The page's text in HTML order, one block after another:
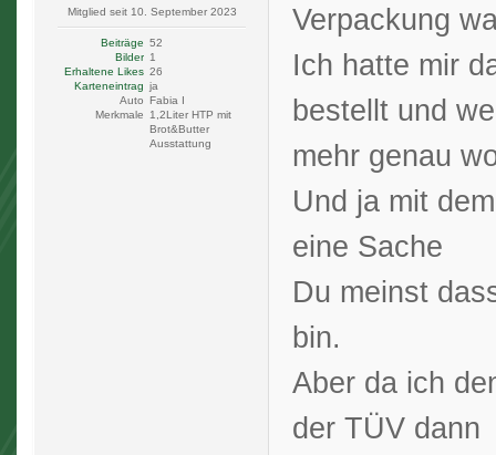
Mitglied seit 10. September 2023
Beiträge 52
Bilder 1
Erhaltene Likes 26
Karteneintrag ja
Auto Fabia I
Merkmale
1,2Liter HTP mit
Brot&Butter
Ausstattung
Verpackung
Ich hatte mir
bestellt und
mehr genau
Und ja mit
eine Sache
Du meinst
bin.
Aber da ich
der TÜV dann